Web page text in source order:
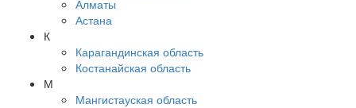
Алматы
Астана
К
Карагандинская область
Костанайская область
М
Мангистауская область